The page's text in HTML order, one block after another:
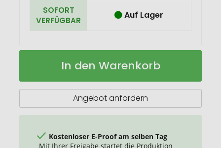
SOFORT
VERFÜGBAR
Auf Lager
Geschenkartikel:
Osternest
Auf
In den Warenkorb
Angebot anfordern
Kostenloser E-Proof am selben Tag
Mit Ihrer Freigabe startet die Produktion